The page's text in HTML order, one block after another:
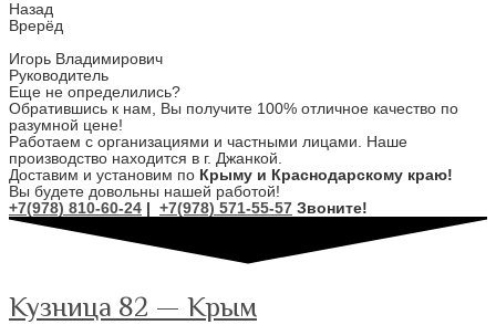
Назад
Врерёд
Игорь Владимирович
Руководитель
Еще не определились?
Обратившись к нам, Вы получите 100% отличное качество по
разумной цене!
Работаем с организациями и частными лицами. Наше
производство находится в г. Джанкой.
Доставим и установим по Крыму и Краснодарскому краю!
Вы будете довольны нашей работой!
+7(978) 810-60-24
+7(978) 571-55-57 Звоните!
Кузница 82 — Крым